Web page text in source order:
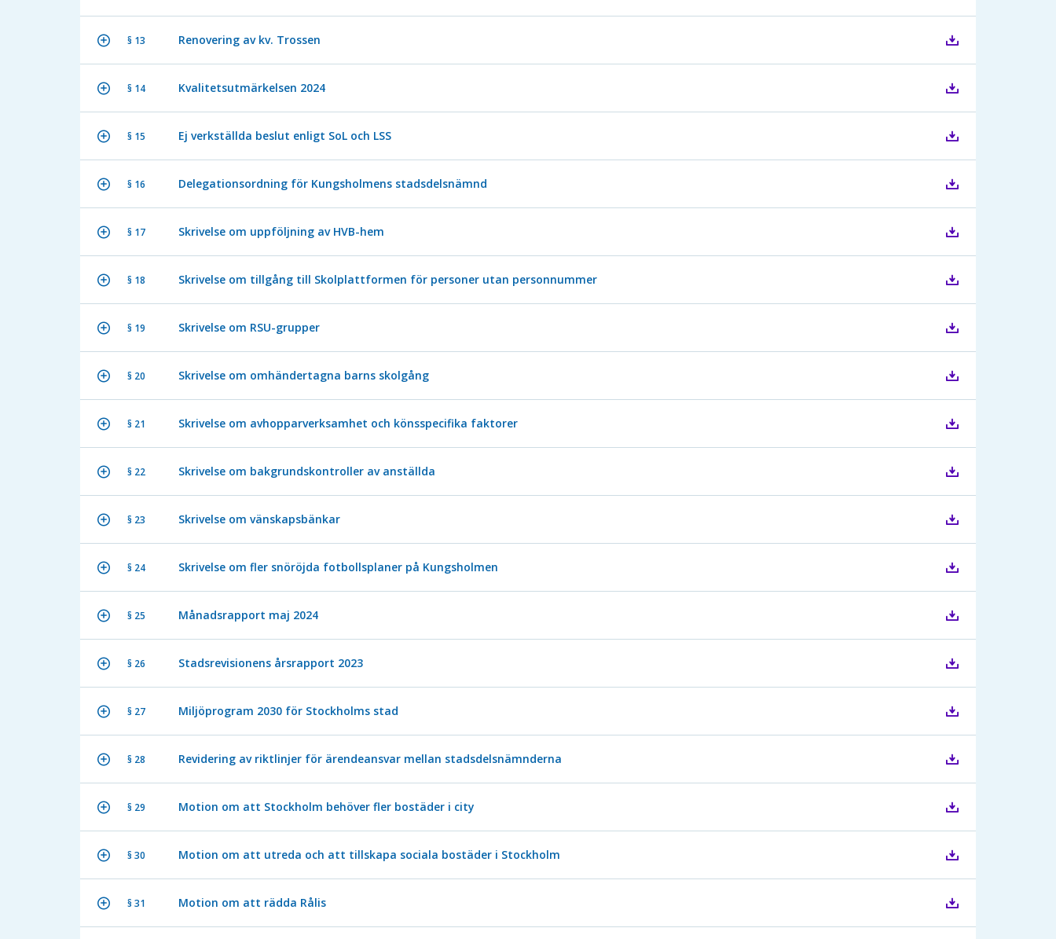
§ 13 Renovering av kv. Trossen
§ 14 Kvalitetsutmärkelsen 2024
§ 15 Ej verkställda beslut enligt SoL och LSS
§ 16 Delegationsordning för Kungsholmens stadsdelsnämnd
§ 17 Skrivelse om uppföljning av HVB-hem
§ 18 Skrivelse om tillgång till Skolplattformen för personer utan personnummer
§ 19 Skrivelse om RSU-grupper
§ 20 Skrivelse om omhändertagna barns skolgång
§ 21 Skrivelse om avhopparverksamhet och könsspecifika faktorer
§ 22 Skrivelse om bakgrundskontroller av anställda
§ 23 Skrivelse om vänskapsbänkar
§ 24 Skrivelse om fler snöröjda fotbollsplaner på Kungsholmen
§ 25 Månadsrapport maj 2024
§ 26 Stadsrevisionens årsrapport 2023
§ 27 Miljöprogram 2030 för Stockholms stad
§ 28 Revidering av riktlinjer för ärendeansvar mellan stadsdelsnämnderna
§ 29 Motion om att Stockholm behöver fler bostäder i city
§ 30 Motion om att utreda och att tillskapa sociala bostäder i Stockholm
§ 31 Motion om att rädda Rålis